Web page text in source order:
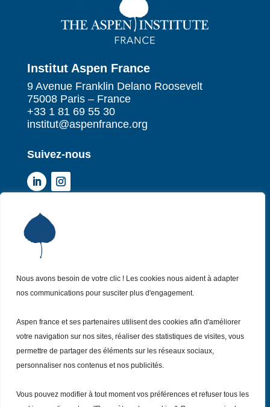
Nous avons besoin de votre clic ! Les cookies nous aident à adapter
nos communications pour susciter plus d'engagement.
Aspen france et ses partenaires utilisent des cookies afin d'améliorer
votre navigation sur nos sites, réaliser des statistiques de visites, vous
permettre de partager des éléments sur les réseaux sociaux,
personnaliser nos contenus et nos publicités.
Vous pouvez modifier à tout moment vos préférences et refuser tous les
Institut Aspen France
9 Avenue Franklin Delano Roosevelt
75008 Paris – France
+33 1 81 69 55 30
institut@aspenfrance.org
Suivez-nous
P Institut Aspen France
P Qui sommes-nous ?
Nos missions
P Nos actualités
P Nos évènements
Inscrivez vousà notre Newsletter